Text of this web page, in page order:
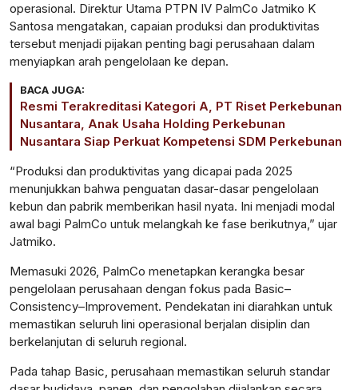
operasional. Direktur Utama PTPN IV PalmCo Jatmiko K
Santosa mengatakan, capaian produksi dan produktivitas
tersebut menjadi pijakan penting bagi perusahaan dalam
menyiapkan arah pengelolaan ke depan.
BACA JUGA:
Resmi Terakreditasi Kategori A, PT Riset Perkebunan
Nusantara, Anak Usaha Holding Perkebunan
Nusantara Siap Perkuat Kompetensi SDM Perkebunan
“Produksi dan produktivitas yang dicapai pada 2025
menunjukkan bahwa penguatan dasar-dasar pengelolaan
kebun dan pabrik memberikan hasil nyata. Ini menjadi modal
awal bagi PalmCo untuk melangkah ke fase berikutnya,” ujar
Jatmiko.
Memasuki 2026, PalmCo menetapkan kerangka besar
pengelolaan perusahaan dengan fokus pada Basic–
Consistency–Improvement. Pendekatan ini diarahkan untuk
memastikan seluruh lini operasional berjalan disiplin dan
berkelanjutan di seluruh regional.
Pada tahap Basic, perusahaan memastikan seluruh standar